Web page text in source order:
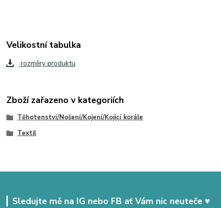
Velikostní tabulka
rozměry produktu
Zboží zařazeno v kategoriích
Těhotenství/Nošení/Kojení/Kojicí korále
Textil
Sledujte mě na IG nebo FB ať Vám nic neuteče ♥